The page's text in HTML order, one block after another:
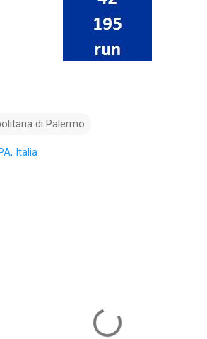
di Palermo
Italia